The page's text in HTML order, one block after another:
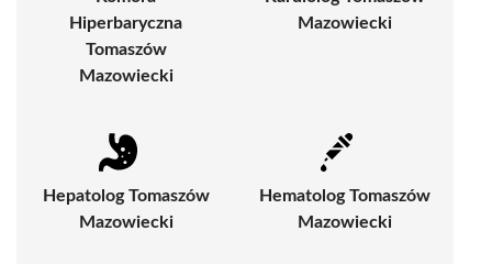
Hiperbaryczna
Tomaszów
Mazowiecki
Mazowiecki
Hepatolog Tomaszów
Mazowiecki
Hematolog Tomaszów
Mazowiecki